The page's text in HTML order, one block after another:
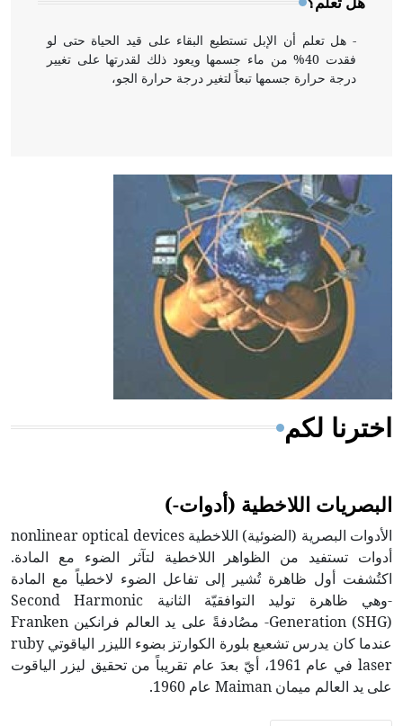
- هل تعلم أن الإبل تستطيع البقاء على قيد الحياة حتى لو
فقدت 40% من ماء جسمها ويعود ذلك لقدرتها على تغيير
درجة حرارة جسمها تبعاً لتغير درجة حرارة الجو،
- هل تعلم أن أبقراط كتب في الطب أربعة مؤلفات هي:
الحكم، الأدلة، تنظيم التغذية، ورسالته في جروح الرأس.
ويعود له الفضل بأنه حرر الطب من الدين والفلسفة.
- هل تعلم أن المرجان إفراز حيواني يتكون في البحر ويتركب
من مادة كربونات الكلسيوم، وهو أحمر أو شديد الحمرة وهو
أجود أنواعه، ويمتاز بكبر الحجم ويسمى الش
اخترنا لكم
البصريات اللاخطية (أدوات-)
الأدوات البصرية (الضوئية) اللاخطية nonlinear optical devices
أدوات تستفيد من الظواهر اللاخطية لتآثر الضوء مع المادة.
اكتُشفت أول ظاهرة تُشير إلى تفاعل الضوء لاخطياً مع المادة
-وهي ظاهرة توليد التوافقيّة الثانية Second Harmonic
Generation (SHG)- مصُادفةً على يد العالم فرانكين Franken
عندما كان يدرس تشعيع بلورة الكوارتز بضوء الليزر الياقوتي ruby
laser في عام 1961، أيّ بعدَ عام تقريباً من تحقيق ليزر الياقوت
على يد العالم ميمان Maiman عام 1960.